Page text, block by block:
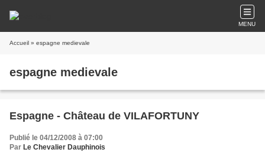
MENU
Accueil » espagne medievale
espagne medievale
Espagne - Château de VILAFORTUNY
Publié le 04/12/2008 à 07:00
Par Le Chevalier Dauphinois